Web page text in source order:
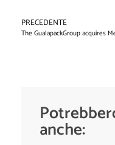
PRECEDENTE
The GualapackGroup acquires
anche: